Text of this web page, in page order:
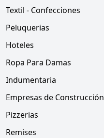
Textil - Confecciones
Peluquerias
Hoteles
Ropa Para Damas
Indumentaria
Empresas de Construcción
Pizzerias
Remises